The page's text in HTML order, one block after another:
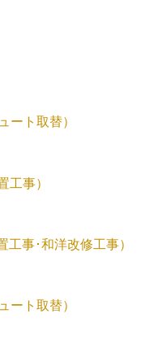
ト取替）
事）
事･和洋改修工事）
ト取替）